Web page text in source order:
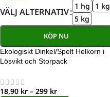
VÄLJ ALTERNATIV
1 hg
1 kg
5 kg
KÖP NU
Ekologiskt Dinkel/Spelt Helkorn i
Lösvikt och Storpack
18,90 kr – 299 kr